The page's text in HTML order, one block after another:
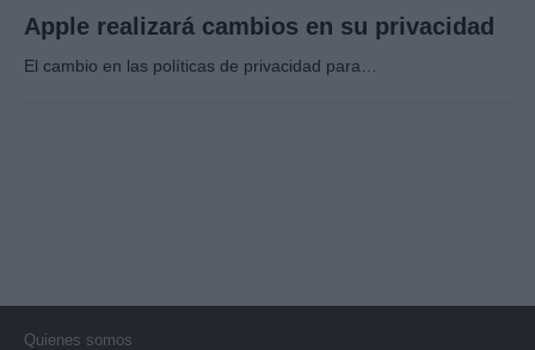
Apple realizará cambios en su privacidad
El cambio en las políticas de privacidad para…
Quienes somos